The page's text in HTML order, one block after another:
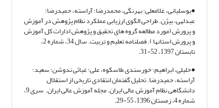
●یوسلیانی، غلامعلی؛ بهرنگی، محمدرضا؛ آراسته، حمیدرضا؛
عبدلهی، بیژن. طراحی الگوی ارزیابی عملکرد نظام پژوهش در آموزش
و پرورش (مورد مطالعه گروه های تحقیق و پژوهش ادارات کل آموزش
و پرورش استانها ). فصلنامه تعلیم و تربیت. سال 34، شماره 2،
تابستان 1397، 52-31.
●خلیلی، ابراهیم؛ خورسندی طاسکوه، علی؛ غیاثی ندوشن؛ سعید؛
آراسته، حمیدرضا. تحلیل گفتمان انتقادی تاریخی از استقلال
دانشگاهی نظام آموزش عالی ایران. مجله آموزش عالی ایران. سری 9،
شماره 4، زمستان 1396، 55-29.